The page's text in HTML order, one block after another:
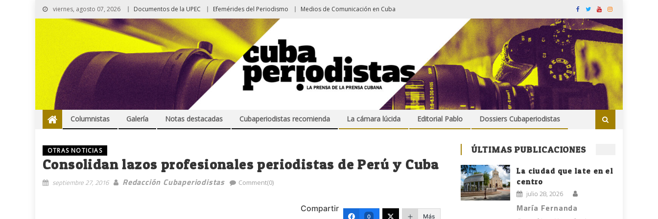
viernes, agosto 07, 2026 Documentos de la UPEC Efemérides del Periodismo Medios de Comunicación en Cuba
Columnistas Galería Notas destacadas Cubaperiodistas recomienda La cámara lúcida Editorial Pablo Dossiers Cubaperiodistas
OTRAS NOTICIAS
Consolidan lazos profesionales periodistas de Perú y Cuba
septiembre 27, 2016 Redacción Cubaperiodistas Comment(0)
Compartir
0 Más
ÚLTIMAS PUBLICACIONES
La ciudad que late en el
centro
julio 28, 2026
María Fernanda